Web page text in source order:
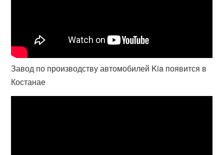
Завод по производству автомобилей Kia появится в
Костанае